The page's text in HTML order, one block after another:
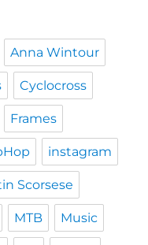
Anna Wintour
Cyclocross
Frames
instagram
Scorsese
MTB Music